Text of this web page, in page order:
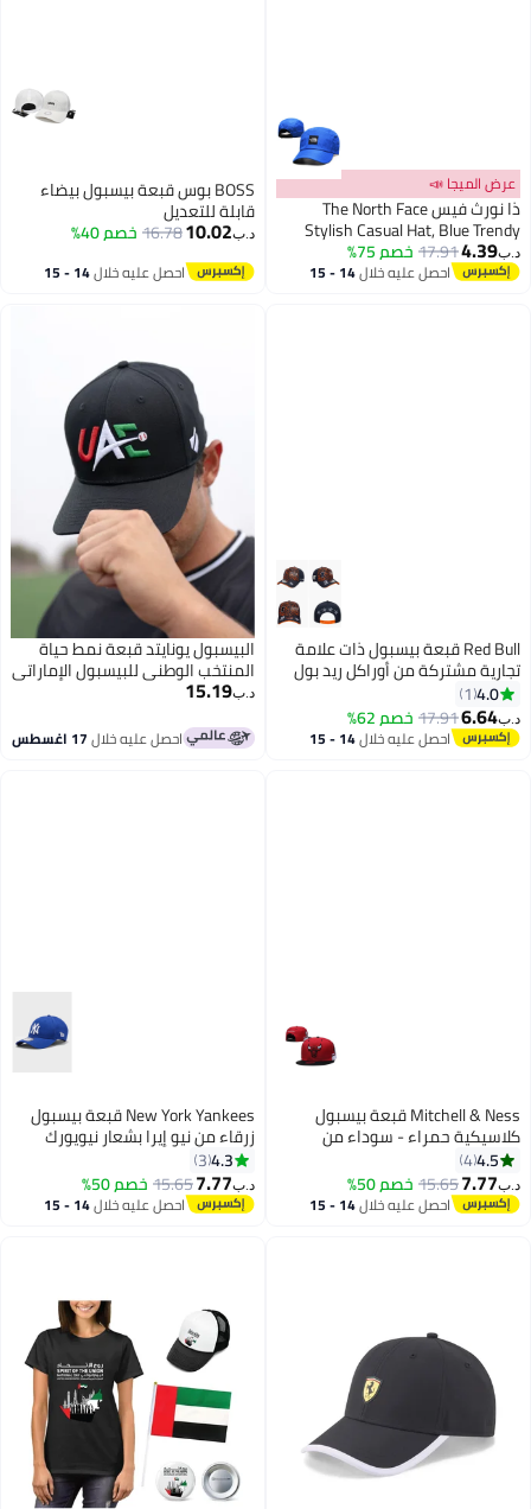
عرض الميجا 📣
ذا نورث فيس The North Face
Stylish Casual Hat, Blue Trendy
Outdoor Sunshade Hat
د.ب‏4.39
17.91خصم 75%
احصل عليه خلال 14 - 15
BOSS بوس قبعة بيسبول بيضاء
قابلة للتعديل
د.ب‏10.02
16.78خصم 40%
احصل عليه خلال 14 - 15
Red Bull قبعة بيسبول ذات علامة
تجارية مشتركة من أوراكل ريد بول
وإصدار شعارات متعددة العلامات
التجارية
4.0
1
د.ب‏6.64
17.91خصم 62%
احصل عليه خلال 14 - 15
البيسبول يونايتد قبعة نمط حياة
المنتخب الوطني للبيسبول الإماراتي
د.ب‏15.19
احصل عليه خلال17 اغسطس
Mitchell & Ness قبعة بيسبول
كلاسيكية حمراء - سوداء من
شيكاغو بولز ذات حافة مسطحة
4.5
4
د.ب‏7.77
15.65خصم 50%
احصل عليه خلال 14 - 15
New York Yankees قبعة بيسبول
زرقاء من نيو إيرا بشعار نيويورك
يانكيز NY
4.3
3
د.ب‏7.77
15.65خصم 50%
احصل عليه خلال 14 - 15